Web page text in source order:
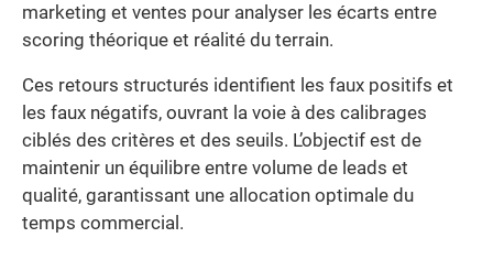
marketing et ventes pour analyser les écarts entre
scoring théorique et réalité du terrain.
Ces retours structurés identifient les faux positifs et
les faux négatifs, ouvrant la voie à des calibrages
ciblés des critères et des seuils. L’objectif est de
maintenir un équilibre entre volume de leads et
qualité, garantissant une allocation optimale du
temps commercial.